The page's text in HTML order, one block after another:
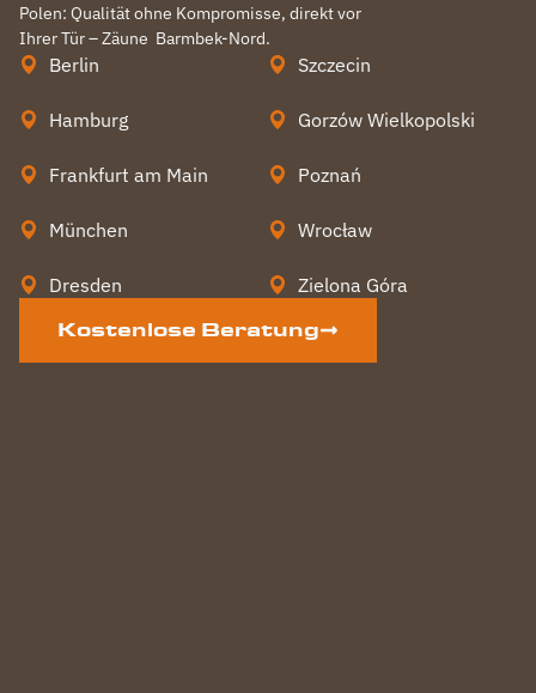
Polen: Qualität ohne Kompromisse, direkt vor
Ihrer Tür – Zäune Barmbek-Nord.
Berlin
Hamburg
Frankfurt am Main
München
Dresden
Szczecin
Gorzów Wielkopolski
Poznań
Wrocław
Zielona Góra
Kostenlose Beratung